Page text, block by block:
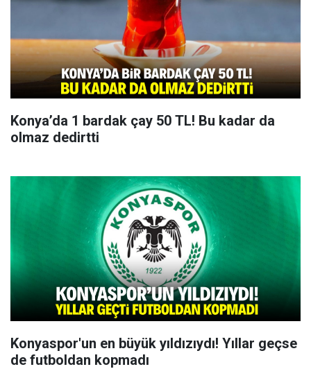
Konya’da 1 bardak çay 50 TL! Bu kadar da
olmaz dedirtti
Konyaspor'un en büyük yıldızıydı! Yıllar geçse
de futboldan kopmadı